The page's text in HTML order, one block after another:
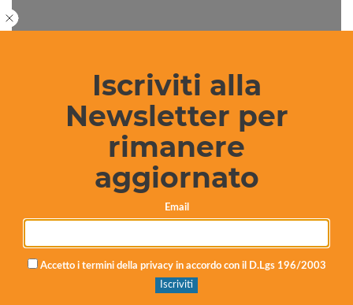
Necrologi: Sebastiana Ferrito
redazione4 anni fa 1 min
Iscriviti alla
Newsletter per
rimanere
aggiornato
Email
Accetto i termini della privacy in accordo con il D.Lgs 196/2003